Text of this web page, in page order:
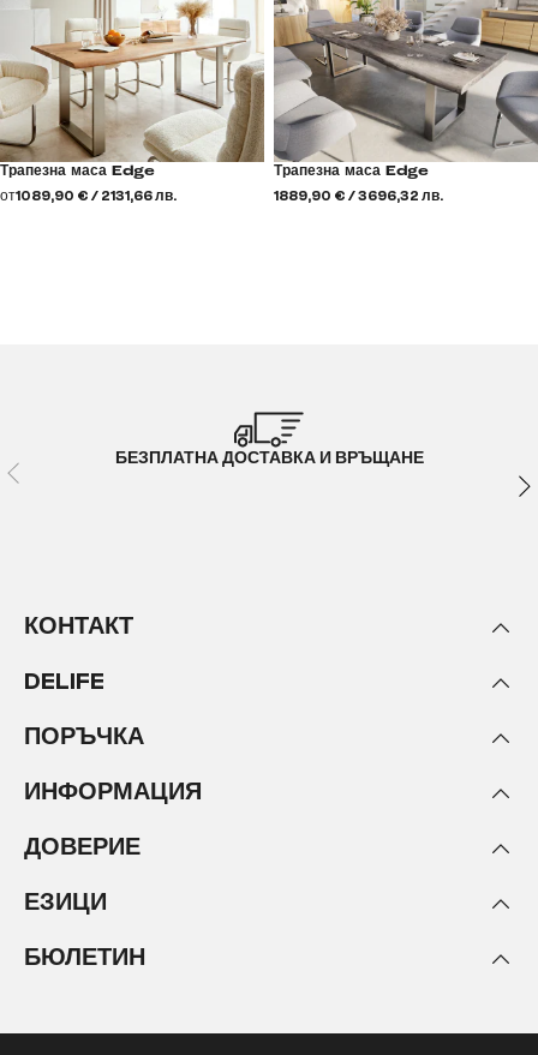
Трапезна маса Edge
от1089,90 € / 2131,66 лв.
Трапезна маса Edge
1889,90 € / 3696,32 лв.
БЕЗПЛАТНА ДОСТАВКА И ВРЪЩАНЕ
КОНТАКТ
DELIFE
ПОРЪЧКА
ИНФОРМАЦИЯ
ДОВЕРИЕ
ЕЗИЦИ
БЮЛЕТИН